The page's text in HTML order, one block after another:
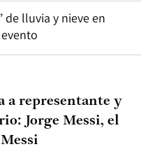
de lluvia y nieve en
a representante y
Jorge Messi, el